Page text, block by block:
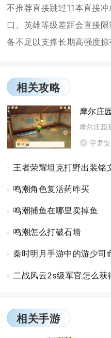
不推荐直接跳过11本直接
口、英雄等级差距会直接
备不足以支撑长期高强度掠
相关攻略
摩尔庄
宇君
王者荣耀坦克打野出装铭
鸣潮角色复活药咋买
鸣潮捕鱼在哪里卖掉鱼
鸣潮怎么打破石墙
秦时明月手游中的游少司
二战风云2s级军官怎么获
相关手游